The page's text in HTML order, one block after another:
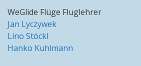
WeGlide Flüge Fluglehrer
Jan Lyczywek
Lino Stöckl
Hanko Kuhlmann